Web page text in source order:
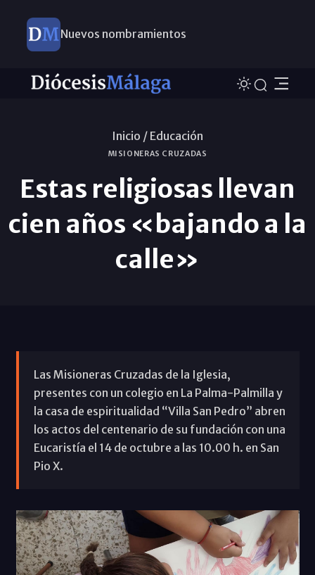
Nuevos nombramientos
Inicio / Educación
MISIONERAS CRUZADAS
Estas religiosas llevan
cien años «bajando a la
calle»
Las Misioneras Cruzadas de la Iglesia,
presentes con un colegio en La Palma-Palmilla y
la casa de espiritualidad “Villa San Pedro” abren
los actos del centenario de su fundación con una
Eucaristía el 14 de octubre a las 10.00 h. en San
Pio X.